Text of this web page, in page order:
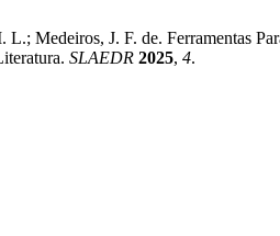
Medeiros, J. F. de. Ferramentas
SLAEDR 2025, 4.